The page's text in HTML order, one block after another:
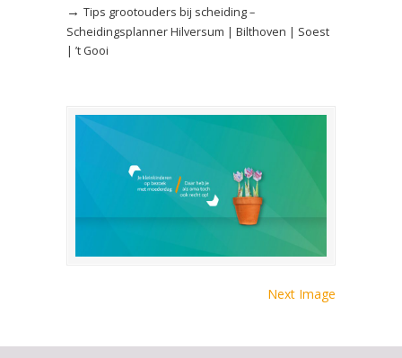
→ Tips grootouders bij scheiding –
Scheidingsplanner Hilversum | Bilthoven | Soest
| ’t Gooi
Next Image